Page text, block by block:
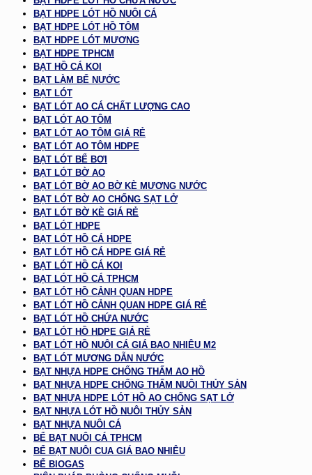
BẠT HDPE LÓT HỒ NUÔI CÁ
BẠT HDPE LÓT HỒ TÔM
BẠT HDPE LÓT MƯƠNG
BẠT HDPE TPHCM
BẠT HỒ CÁ KOI
BẠT LÀM BỂ NƯỚC
BẠT LÓT
BẠT LÓT AO CÁ CHẤT LƯỢNG CAO
BẠT LÓT AO TÔM
BẠT LÓT AO TÔM GIÁ RẺ
BẠT LÓT AO TÔM HDPE
BẠT LÓT BỂ BƠI
BẠT LÓT BỜ AO
BẠT LÓT BỜ AO BỜ KÈ MƯƠNG NƯỚC
BẠT LÓT BỜ AO CHỐNG SẠT LỞ
BẠT LÓT BỜ KÈ GIÁ RẺ
BẠT LÓT HDPE
BẠT LÓT HỒ CÁ HDPE
BẠT LÓT HỒ CÁ HDPE GIÁ RẺ
BẠT LÓT HỒ CÁ KOI
BẠT LÓT HỒ CÁ TPHCM
BẠT LÓT HỒ CẢNH QUAN HDPE
BẠT LÓT HỒ CẢNH QUAN HDPE GIÁ RẺ
BẠT LÓT HỒ CHỨA NƯỚC
BẠT LÓT HỒ HDPE GIÁ RẺ
BẠT LÓT HỒ NUÔI CÁ GIÁ BAO NHIÊU M2
BẠT LÓT MƯƠNG DẪN NƯỚC
BẠT NHỰA HDPE CHỐNG THẤM AO HỒ
BẠT NHỰA HDPE CHỐNG THẤM NUÔI THỦY SẢN
BẠT NHỰA HDPE LÓT HỒ AO CHỐNG SẠT LỞ
BẠT NHỰA LÓT HỒ NUÔI THỦY SẢN
BẠT NHỰA NUÔI CÁ
BỂ BẠT NUÔI CÁ TPHCM
BỂ BẠT NUÔI CUA GIÁ BAO NHIÊU
BỂ BIOGAS